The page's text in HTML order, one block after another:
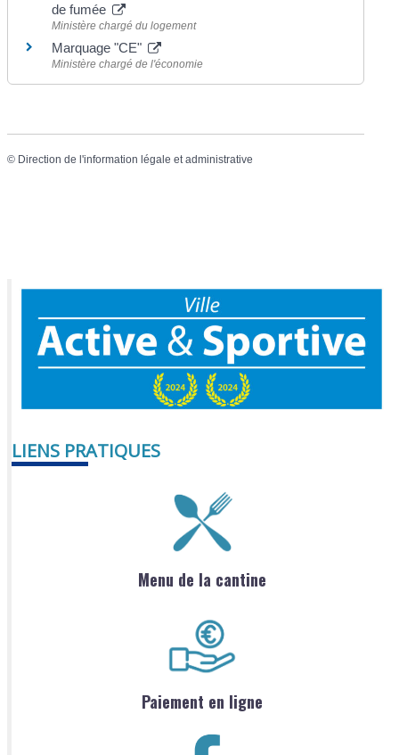
de fumée
Ministère chargé du logement
Marquage "CE"
Ministère chargé de l'économie
© Direction de l'information légale et administrative
LIENS PRATIQUES
Menu de la cantine
Paiement en ligne